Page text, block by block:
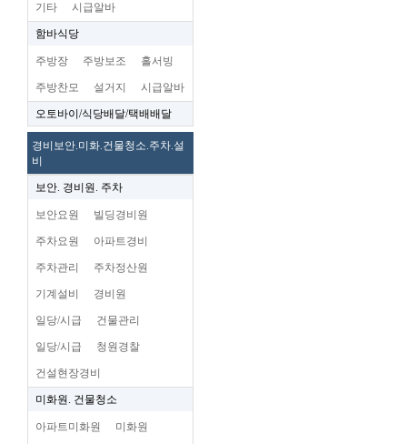
기타 시급알바
함바식당
주방장 주방보조 홀서빙
주방찬모 설거지 시급알바
오토바이/식당배달/택배배달
경비보안.미화.건물청소.주차.설
비
보안. 경비원. 주차
보안요원 빌딩경비원
주차요원 아파트경비
주차관리 주차정산원
기계설비 경비원
일당/시급 건물관리
일당/시급 청원경찰
건설현장경비
미화원. 건물청소
아파트미화원 미화원